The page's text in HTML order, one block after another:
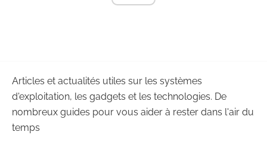
Articles et actualités utiles sur les systèmes
d'exploitation, les gadgets et les technologies. De
nombreux guides pour vous aider à rester dans l'air du
temps